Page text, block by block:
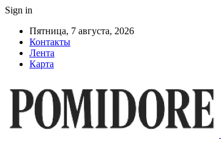
Sign in
Пятница, 7 августа, 2026
Контакты
Лента
Карта